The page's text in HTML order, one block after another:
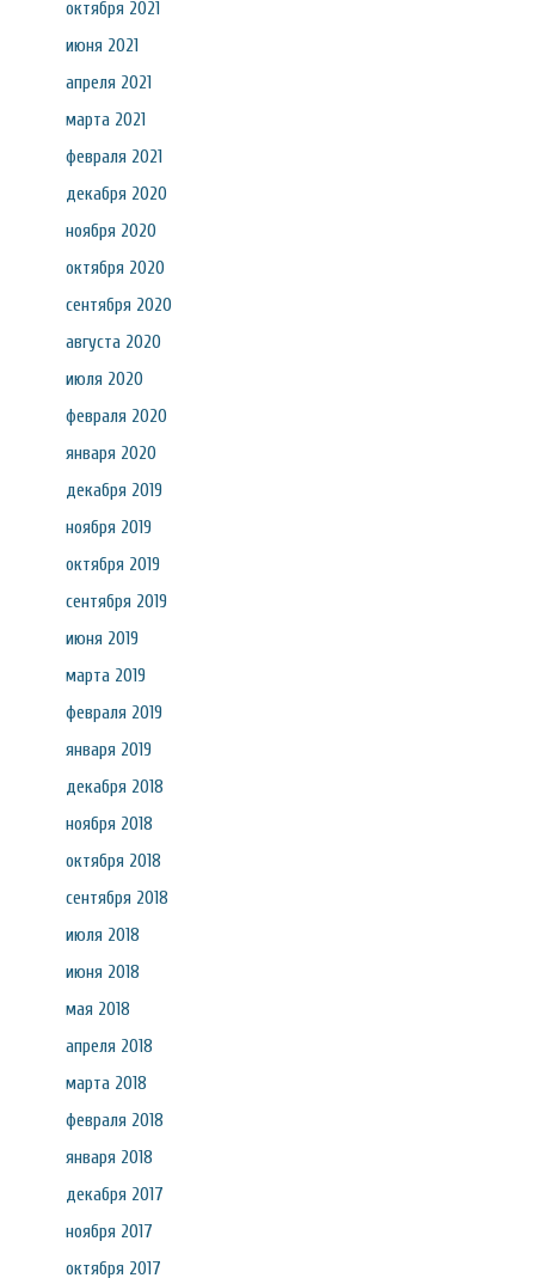
октября 2021
июня 2021
апреля 2021
марта 2021
февраля 2021
декабря 2020
ноября 2020
октября 2020
сентября 2020
августа 2020
июля 2020
февраля 2020
января 2020
декабря 2019
ноября 2019
октября 2019
сентября 2019
июня 2019
марта 2019
февраля 2019
января 2019
декабря 2018
ноября 2018
октября 2018
сентября 2018
июля 2018
июня 2018
мая 2018
апреля 2018
марта 2018
февраля 2018
января 2018
декабря 2017
ноября 2017
октября 2017